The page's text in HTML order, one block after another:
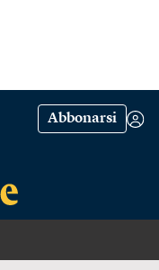
Abbonarsi